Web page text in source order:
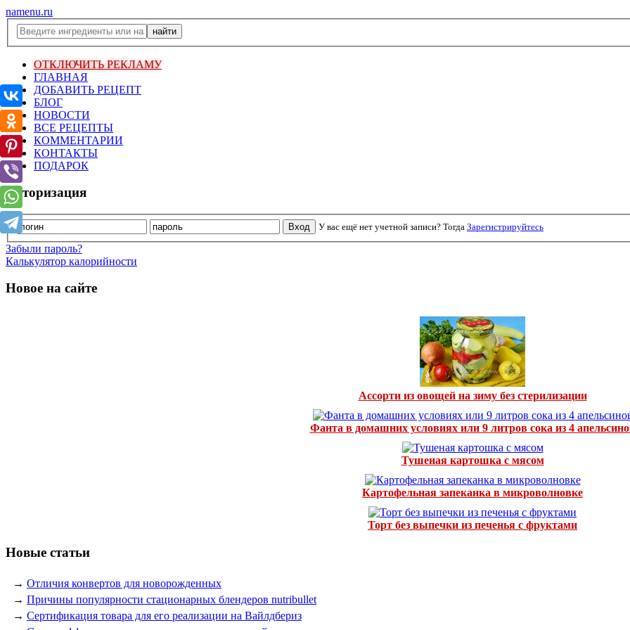
namenu.ru
ОТКЛЮЧИТЬ РЕКЛАМУ
ГЛАВНАЯ
ДОБАВИТЬ РЕЦЕПТ
БЛОГ
НОВОСТИ
ВСЕ РЕЦЕПТЫ
КОММЕНТАРИИ
КОНТАКТЫ
ПОДАРОК
Авторизация
У вас ещё нет учетной записи? Тогда Зарегистрируйтесь
Забыли пароль?
Калькулятор калорийности
Новое на сайте
Ассорти из овощей на зиму без стерилизации
Фанта в домашних условиях или 9 литров сока из 4
Тушеная картошка с мясом
Картофельная запеканка в микроволновке
Торт без выпечки из печенья с фруктами
Новые статьи
→ Отличия конвертов для новорожденных
→ Причины популярности стационарных блендеров nutribullet
→ Сертификация товара для его реализации на Вайлдбериз